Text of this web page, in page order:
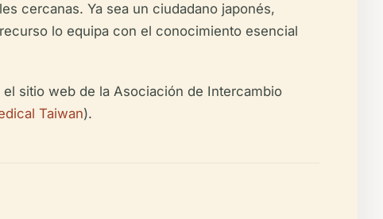
cercanas. Ya sea un ciudadano japonés,
lo equipa con el conocimiento esencial
sitio web de la Asociación de Intercambio
Taiwan).